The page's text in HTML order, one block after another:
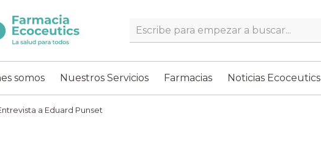
Search…
somos Nuestros Servicios Farmacias Noticias Ecoceutics
a Eduard Punset